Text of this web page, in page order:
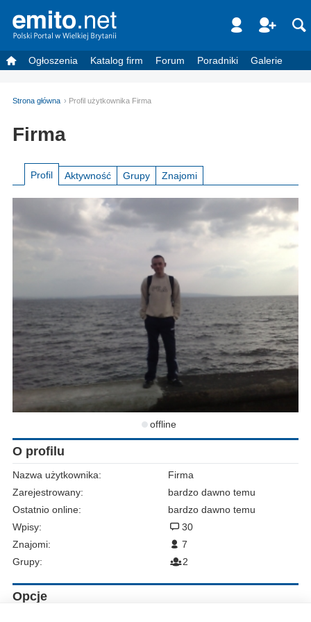
Ogłoszenia Katalog firm Forum Poradniki Galerie
Strona główna Profil użytkownika Firma
Firma
Profil Aktywność Grupy Znajomi
offline
O profilu
Nazwa użytkownika:
Firma
Zarejestrowany:
bardzo dawno temu
Ostatnio online:
bardzo dawno temu
Wpisy:
30
Znajomi:
7
Grupy:
2
Opcje